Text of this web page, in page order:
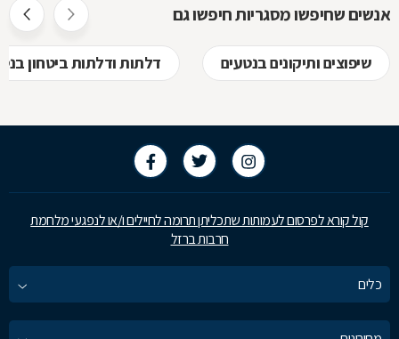
אנשים שחיפשו מסגריות חיפשו גם
שיפוצים ותיקונים בנטעים דלתות ודלתות ביטחון
קול קורא לפרסום לעמותות שתכליתן תרומה לחיילים ו/או לנפגעי מלחמת
חרבות ברזל
כלים